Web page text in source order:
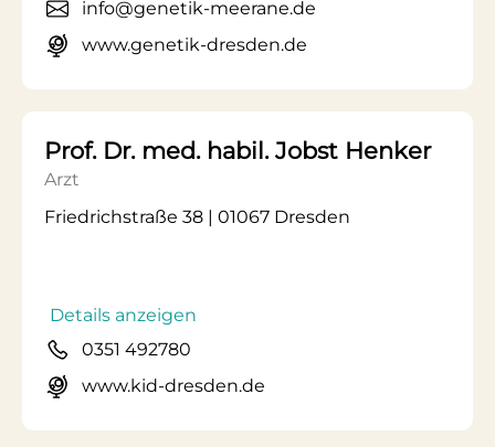
info@genetik-meerane.de
www.genetik-dresden.de
Prof. Dr. med. habil. Jobst Henker
Arzt
Friedrichstraße 38 | 01067 Dresden
Details anzeigen
0351 492780
www.kid-dresden.de